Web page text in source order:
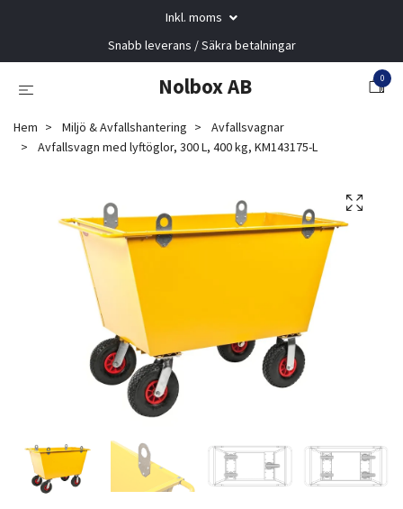
Inkl. moms
Snabb leverans / Säkra betalningar
Nolbox AB 0
Hem Miljö & Avfallshantering
Avfallsvagnar
Avfallsvagn med lyftöglor, 300 L, 400 kg, KM143175-L